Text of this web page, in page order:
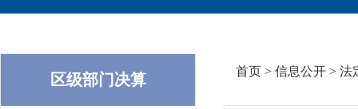
区级部门决算 首页 > 信息公开 > 法